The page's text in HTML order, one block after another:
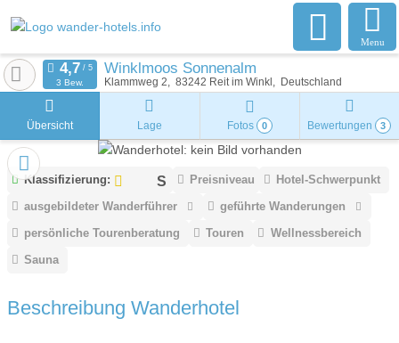
Menu
Winklmoos Sonnenalm
Klammweg 2 83242 Reit im Winkl Deutschland
3 Bew.
Übersicht Lage Fotos 0 Bewertungen 3
Klassifizierung: Preisniveau
Hotel-Schwerpunkt
ausgebildeter Wanderführer
geführte Wanderungen
persönliche Tourenberatung
Touren
Wellnessbereich
Sauna
Beschreibung Wanderhotel